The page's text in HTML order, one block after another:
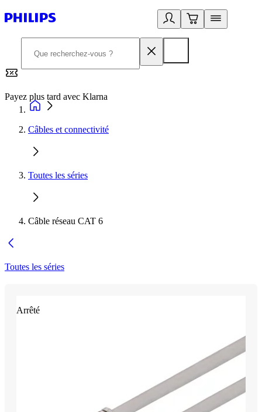
Payez plus tard avec Klarna
Câbles et connectivité
Toutes les séries
Câble réseau CAT 6
Toutes les séries
Arrêté